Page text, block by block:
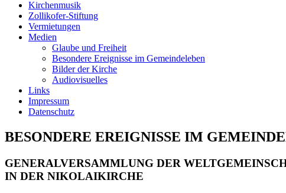
Kirchenmusik
Zollikofer-Stiftung
Vermietungen
Medien
Glaube und Freiheit
Besondere Ereignisse im Gemeindeleben
Bilder der Kirche
Audiovisuelles
Links
Impressum
Datenschutz
BESONDERE EREIGNISSE IM
GENERALVERSAMMLUNG DER
IN DER NIKOLAIKIRCHE